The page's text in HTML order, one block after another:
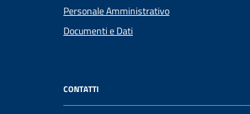
Personale Amministrativo
Documenti e Dati
CONTATTI